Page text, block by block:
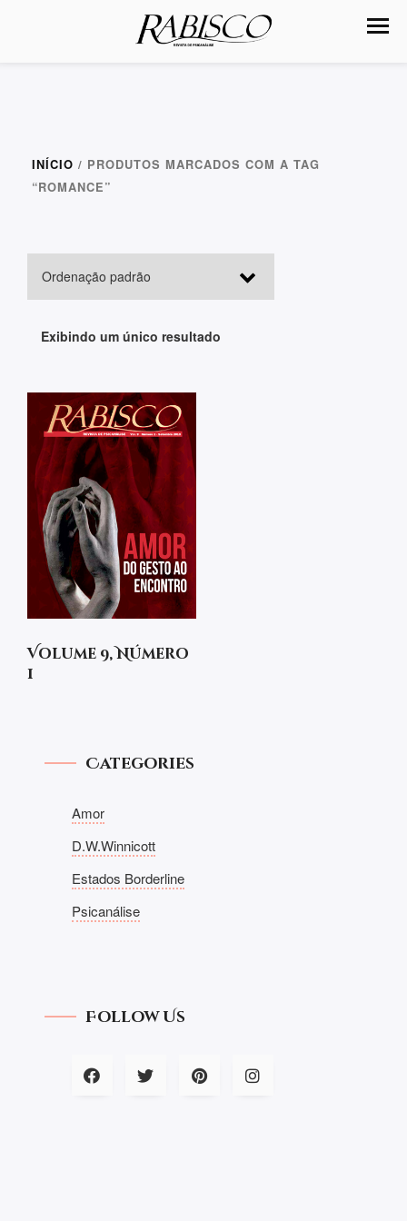
INÍCIO / PRODUTOS MARCADOS COM A TAG
“ROMANCE”
Exibindo um único resultado
Volume 9, Número
1
Categories
Amor
D.W.Winnicott
Estados Borderline
Psicanálise
Follow Us